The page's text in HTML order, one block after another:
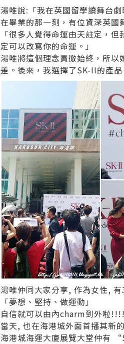
湯唯說:「我在英國留學讀舞台
在畢業的那一刻，有位資深英國
「很多人覺得命運由天註定，
定可以改寫你的命運。」
湯唯將這個理念貫徹始終，所
差。後來，我選擇了SK-II的產
湯唯仲同大家分享, 作為女性,
「夢想、堅持、做運動」
自信就可以由內charm到外啦!!!!
當天, 也在海港城外面首播其新
海港城海運大廈展覽大堂仲